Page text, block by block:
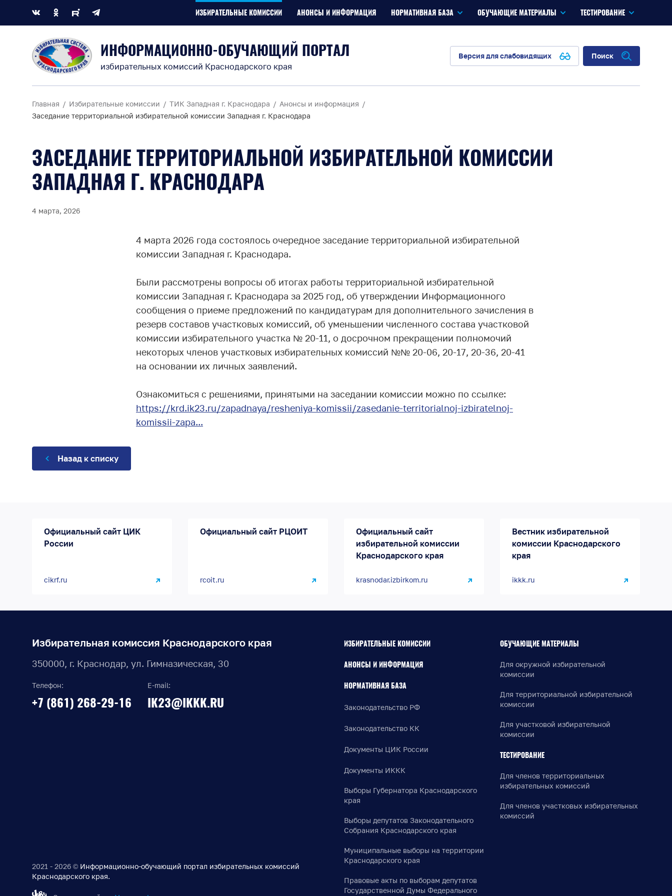
ИЗБИРАТЕЛЬНЫЕ КОМИССИИ АНОНСЫ И ИНФОРМАЦИЯ НОРМАТИВНАЯ БАЗА ОБУЧАЮЩИЕ МАТЕРИАЛЫ ТЕСТИРОВАНИЕ
ИНФОРМАЦИОННО-ОБУЧАЮЩИЙ ПОРТАЛ
избирательных комиссий Краснодарского края
Версия для слабовидящих Поиск
Главная Избирательные комиссии ТИК Западная г. Краснодара
Анонсы и информация
Заседание территориальной избирательной комиссии Западная г. Краснодара
ЗАСЕДАНИЕ ТЕРРИТОРИАЛЬНОЙ ИЗБИРАТЕЛЬНОЙ КОМИССИИ
ЗАПАДНАЯ Г. КРАСНОДАРА
4 марта, 2026
4 марта 2026 года состоялось очередное заседание территориальной избирательной
комиссии Западная г. Краснодара.
Были рассмотрены вопросы об итогах работы территориальной избирательной
комиссии Западная г. Краснодара за 2025 год, об утверждении Информационного
сообщения о приеме предложений по кандидатурам для дополнительного зачисления в
резерв составов участковых комиссий, об уменьшении численного состава участковой
комиссии избирательного участка № 20-11, о досрочном прекращении полномочий
некоторых членов участковых избирательных комиссий №№ 20-06, 20-17, 20-36, 20-41
на основании их личных заявлений.
Ознакомиться с решениями, принятыми на заседании комиссии можно по ссылке:
https://krd.ik23.ru/zapadnaya/resheniya-komissii/zasedanie-territorialnoj-izbiratelnoj-
komissii-zapa...
Назад к списку
Официальный сайт ЦИК
России
cikrf.ru
Официальный сайт РЦОИТ
rcoit.ru
Официальный сайт
избирательной комиссии
Краснодарского края
krasnodar.izbirkom.ru
Вестник избирательной
комиссии Краснодарского
края
ikkk.ru
Избирательная комиссия Краснодарского края
350000, г. Краснодар, ул. Гимназическая, 30
Телефон:
+7 (861) 268-29-16
E-mail:
IK23@IKKK.RU
2021 - 2026 © Информационно-обучающий портал избирательных комиссий
Краснодарского края.
ИЗБИРАТЕЛЬНЫЕ КОМИССИИ
АНОНСЫ И ИНФОРМАЦИЯ
НОРМАТИВНАЯ БАЗА
Законодательство РФ
Законодательство КК
Документы ЦИК России
Документы ИККК
Выборы Губернатора Краснодарского
края
Выборы депутатов Законодательного
Собрания Краснодарского края
Муниципальные выборы на территории
Краснодарского края
Правовые акты по выборам депутатов
Государственной Думы Федерального
ОБУЧАЮЩИЕ МАТЕРИАЛЫ
Для окружной избирательной
комиссии
Для территориальной избирательной
комиссии
Для участковой избирательной
комиссии
ТЕСТИРОВАНИЕ
Для членов территориальных
избирательных комиссий
Для членов участковых избирательных
комиссий